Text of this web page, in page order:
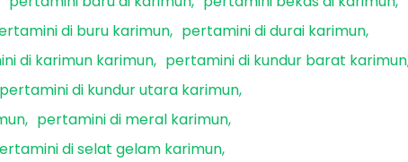
di buru karimun
pertamini di durai karimun
di karimun karimun
pertamini di kundur barat karimun
pertamini di kundur utara karimun
pertamini di meral karimun
di selat gelam karimun